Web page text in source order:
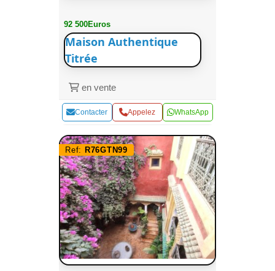
92 500Euros
Maison Authentique
Titrée
en vente
Contacter Appelez WhatsApp
Ref: R76GTN99